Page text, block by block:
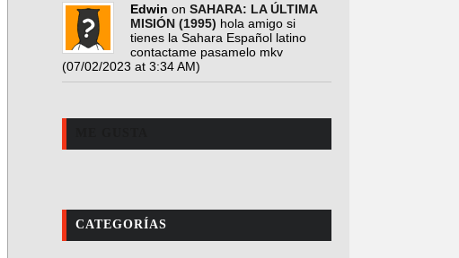
Edwin on SAHARA: LA ÚLTIMA
MISIÓN (1995) hola amigo si
tienes la Sahara Español latino
contactame pasamelo mkv
(07/02/2023 at 3:34 AM)
CATEGORÍAS